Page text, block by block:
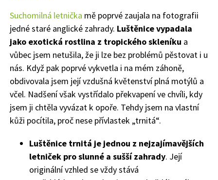
Suchomilná letnička mě poprvé zaujala na fotografii
jedné staré anglické zahrady. Luštěnice vypadala
jako exotická rostlina z tropického skleníku a
vůbec jsem netušila, že ji lze bez problémů pěstovat i u
nás. Když pak poprvé vykvetla i na mém záhoně,
obdivovala jsem její vzdušná květenství plná motýlů a
včel. Nadšení však vystřídalo překvapení ve chvíli, kdy
jsem ji chtěla vyvázat k opoře. Tehdy jsem na vlastní
kůži pocítila, proč nese přívlastek „trnitá“.
Luštěnice trnitá je jednou z nejzajímavějších
letniček pro slunné a sušší zahrady. Její
originální vzhled se vždy stává